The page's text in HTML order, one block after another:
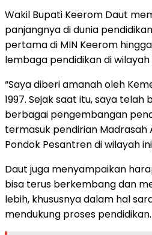
Wakil Bupati Keerom Daut
panjangnya di dunia
pertama di MIN Keerom
lembaga pendidikan di
“Saya diberi amanah oleh
1997. Sejak saat itu, saya
berbagai pengembangan
termasuk pendirian Madrasah
Pondok Pesantren di wilayah
Daut juga menyampaikan
bisa terus berkembang dan
lebih, khususnya dalam hal
mendukung proses pendidikan.